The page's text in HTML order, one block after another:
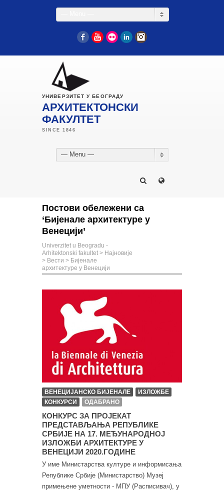
FacebookYouTube
Flickr LinkedIn
УНИВЕРЗИТЕТ У БЕОГРАДУ
АРХИТЕКТОНСКИ
ФАКУЛТЕТ
— Menu —
Постови обележени са
‘Бијенале архитектуре у
Венецији’
Univerzitet u Beogradu -
Arhitektonski fakultet > Најновије
> Вести > Бијенале
архитектуре у Венецији
ВЕНЕЦИЈАНСКО БИЈЕНАЛЕ
ИЗЛОЖБЕ
КОНКУРСИ
ОДАБРАНО
КОНКУРС ЗА ПРОЈЕКАТ
ПРЕДСТАВЉАЊА РЕПУБЛИКЕ
СРБИЈЕ НА 17. МЕЂУНАРОДНОЈ
ИЗЛОЖБИ АРХИТЕКТУРЕ У
ВЕНЕЦИЈИ 2020.ГОДИНЕ
У име Министарства културе и информисања
Републике Србије (Министарство) Музеј
примењене уметности - МПУ (Расписивач), у